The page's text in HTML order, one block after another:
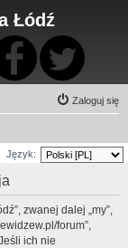
Łódź
Zaloguj się
Język:
zwanej dalej „my”,
forum”,
ich nie